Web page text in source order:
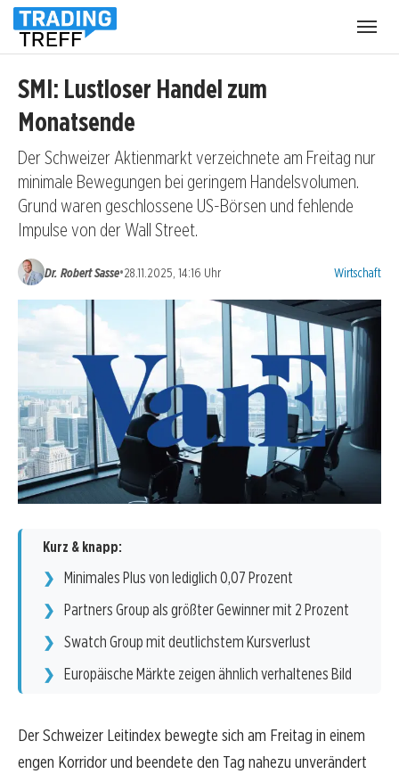
SMI: Lustloser Handel zum
Monatsende
Der Schweizer Aktienmarkt verzeichnete am Freitag nur
minimale Bewegungen bei geringem Handelsvolumen.
Grund waren geschlossene US-Börsen und fehlende
Impulse von der Wall Street.
Dr. Robert Sasse•28.11.2025, 14:16 Uhr Kategorien:
Wirtschaft
Kurz & knapp:
Minimales Plus von lediglich 0,07 Prozent
Partners Group als größter Gewinner mit 2 Prozent
Swatch Group mit deutlichstem Kursverlust
Europäische Märkte zeigen ähnlich verhaltenes Bild
Der Schweizer Leitindex bewegte sich am Freitag in einem
engen Korridor und beendete den Tag nahezu unverändert